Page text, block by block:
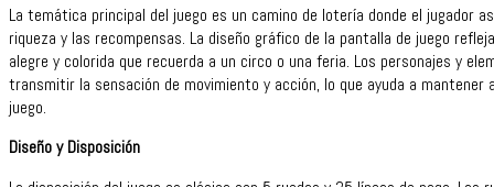
La temática principal del juego es un camino de lotería donde el jugador
riqueza y las recompensas. La diseño gráfico de la pantalla de juego
alegre y colorida que recuerda a un circo o una feria. Los personajes y
transmitir la sensación de movimiento y acción, lo que ayuda a
juego.
Diseño y Disposición